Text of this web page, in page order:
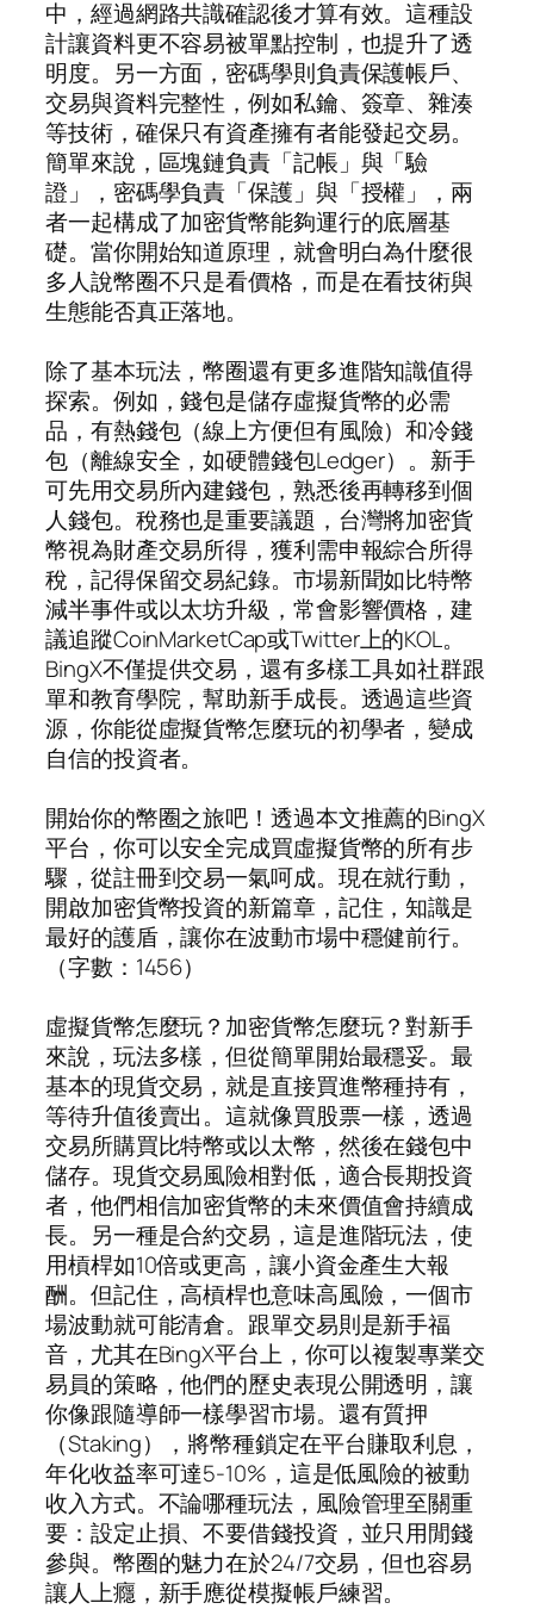
中，經過網路共識確認後才算有效。這種設
計讓資料更不容易被單點控制，也提升了透
明度。另一方面，密碼學則負責保護帳戶、
交易與資料完整性，例如私鑰、簽章、雜湊
等技術，確保只有資產擁有者能發起交易。
簡單來說，區塊鏈負責「記帳」與「驗
證」，密碼學負責「保護」與「授權」，兩
者一起構成了加密貨幣能夠運行的底層基
礎。當你開始知道原理，就會明白為什麼很
多人說幣圈不只是看價格，而是在看技術與
生態能否真正落地。
除了基本玩法，幣圈還有更多進階知識值得
探索。例如，錢包是儲存虛擬貨幣的必需
品，有熱錢包（線上方便但有風險）和冷錢
包（離線安全，如硬體錢包Ledger）。新手
可先用交易所內建錢包，熟悉後再轉移到個
人錢包。稅務也是重要議題，台灣將加密貨
幣視為財產交易所得，獲利需申報綜合所得
稅，記得保留交易紀錄。市場新聞如比特幣
減半事件或以太坊升級，常會影響價格，建
議追蹤CoinMarketCap或Twitter上的KOL。
BingX不僅提供交易，還有多樣工具如社群跟
單和教育學院，幫助新手成長。透過這些資
源，你能從虛擬貨幣怎麼玩的初學者，變成
自信的投資者。
開始你的幣圈之旅吧！透過本文推薦的BingX
平台，你可以安全完成買虛擬貨幣的所有步
驟，從註冊到交易一氣呵成。現在就行動，
開啟加密貨幣投資的新篇章，記住，知識是
最好的護盾，讓你在波動市場中穩健前行。
（字數：1456）
虛擬貨幣怎麼玩？加密貨幣怎麼玩？對新手
來說，玩法多樣，但從簡單開始最穩妥。最
基本的現貨交易，就是直接買進幣種持有，
等待升值後賣出。這就像買股票一樣，透過
交易所購買比特幣或以太幣，然後在錢包中
儲存。現貨交易風險相對低，適合長期投資
者，他們相信加密貨幣的未來價值會持續成
長。另一種是合約交易，這是進階玩法，使
用槓桿如10倍或更高，讓小資金產生大報
酬。但記住，高槓桿也意味高風險，一個市
場波動就可能清倉。跟單交易則是新手福
音，尤其在BingX平台上，你可以複製專業交
易員的策略，他們的歷史表現公開透明，讓
你像跟隨導師一樣學習市場。還有質押
（Staking），將幣種鎖定在平台賺取利息，
年化收益率可達5-10%，這是低風險的被動
收入方式。不論哪種玩法，風險管理至關重
要：設定止損、不要借錢投資，並只用閒錢
參與。幣圈的魅力在於24/7交易，但也容易
讓人上癮，新手應從模擬帳戶練習。